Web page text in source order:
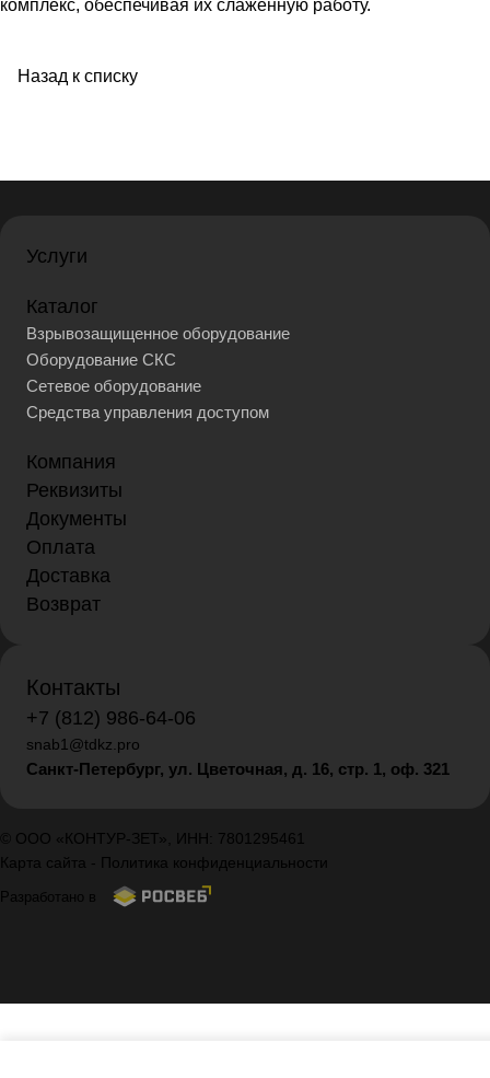
комплекс, обеспечивая их слаженную работу.
Назад к списку
Услуги
Каталог
Взрывозащищенное оборудование
Оборудование СКС
Сетевое оборудование
Средства управления доступом
Компания
Реквизиты
Документы
Оплата
Доставка
Возврат
Контакты
+7 (812) 986-64-06
snab1@tdkz.pro
Санкт-Петербург, ул. Цветочная, д. 16, стр. 1, оф. 321
© ООО «КОНТУР-ЗЕТ», ИНН: 7801295461
Карта сайта - Политика конфиденциальности
Разработано в